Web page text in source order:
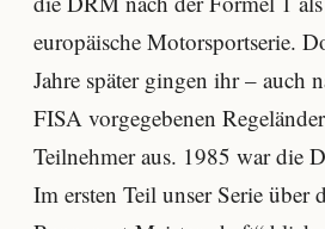
europäische Motorsportserie.
Jahre später gingen ihr – auch
FISA vorgegebenen
Teilnehmer aus. 1985 war die
Im ersten Teil unser Serie über